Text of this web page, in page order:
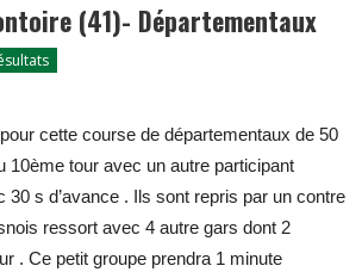
(41)- Départementaux
cette course de départementaux de 50
10ème tour avec un autre participant
30 s d’avance . Ils sont repris par un contre
ressort avec 4 autre gars dont 2
. Ce petit groupe prendra 1 minute